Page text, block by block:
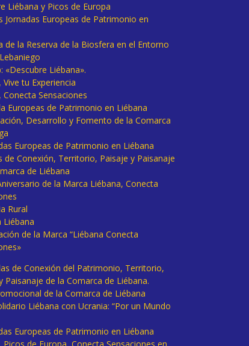
Liébana y Picos de Europa
Jornadas Europeas de Patrimonio en
de la Reserva de la Biosfera en el Entorno
«Descubre Liébana».
Vive tu Experiencia
Conecta Sensaciones
Europeas de Patrimonio en Liébana
Desarrollo y Fomento de la Comarca
Europeas de Patrimonio en Liébana
de Conexión, Territorio, Paisaje y Paisanaje
de Liébana
de la Marca Liébana, Conecta
Rural
Liébana
de la Marca “Liébana Conecta
de Conexión del Patrimonio, Territorio,
Paisanaje de la Comarca de Liébana.
de la Comarca de Liébana
Liébana con Ucrania: “Por un Mundo
Europeas de Patrimonio en Liébana